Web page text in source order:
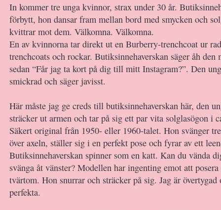
In kommer tre unga kvinnor, strax under 30 år.
förbytt, hon dansar fram mellan bord med smycken och
kvittrar mot dem. Välkomna. Välkomna.
En av kvinnorna tar direkt ut en Burberry-trenchcoat ur
trenchcoats och rockar. Butiksinnehaverskan säger åh den
sedan “Får jag ta kort på dig till mitt Instagram?”. Den
smickrad och säger javisst.
Här måste jag ge creds till butiksinnehaverskan här, den
sträcker ut armen och tar på sig ett par vita solglasögon i
Säkert original från 1950- eller 1960-talet. Hon svänger
över axeln, ställer sig i en perfekt pose och fyrar av ett
Butiksinnehaverskan spinner som en katt. Kan du vända
svänga åt vänster? Modellen har ingenting emot att
tvärtom. Hon snurrar och sträcker på sig. Jag är
perfekta.